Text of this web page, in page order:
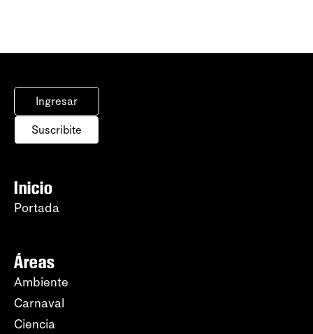
Ingresar
Suscribite
Inicio
Portada
Áreas
Ambiente
Carnaval
Ciencia